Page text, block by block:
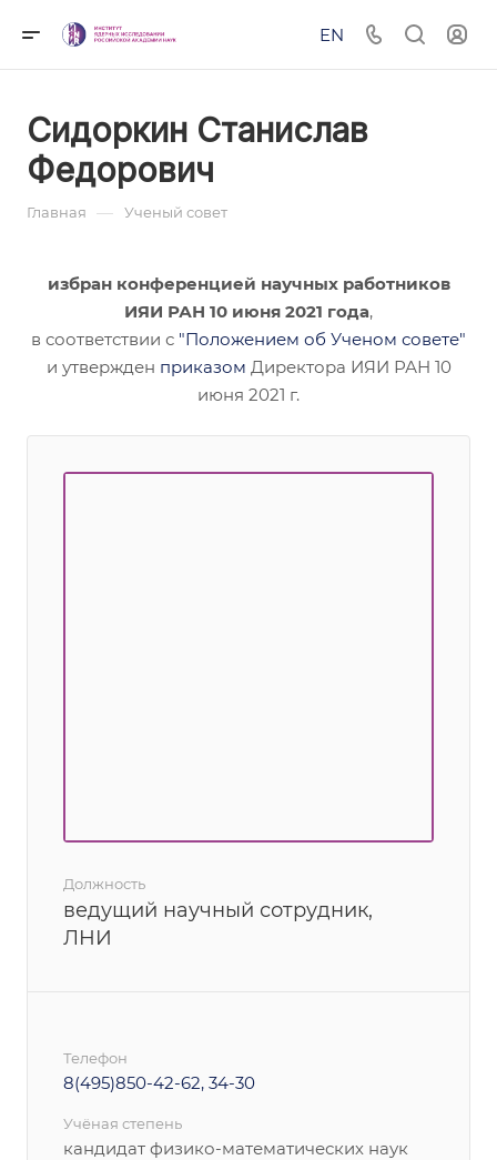
EN
Сидоркин Станислав
Федорович
Главная — Ученый совет
избран конференцией научных работников
ИЯИ РАН 10 июня 2021 года,
в соответствии с "Положением об Ученом совете"
и утвержден приказом Директора ИЯИ РАН 10
июня 2021 г.
Должность
ведущий научный сотрудник,
ЛНИ
Телефон
8(495)850-42-62, 34-30
Учёная степень
кандидат физико-математических наук